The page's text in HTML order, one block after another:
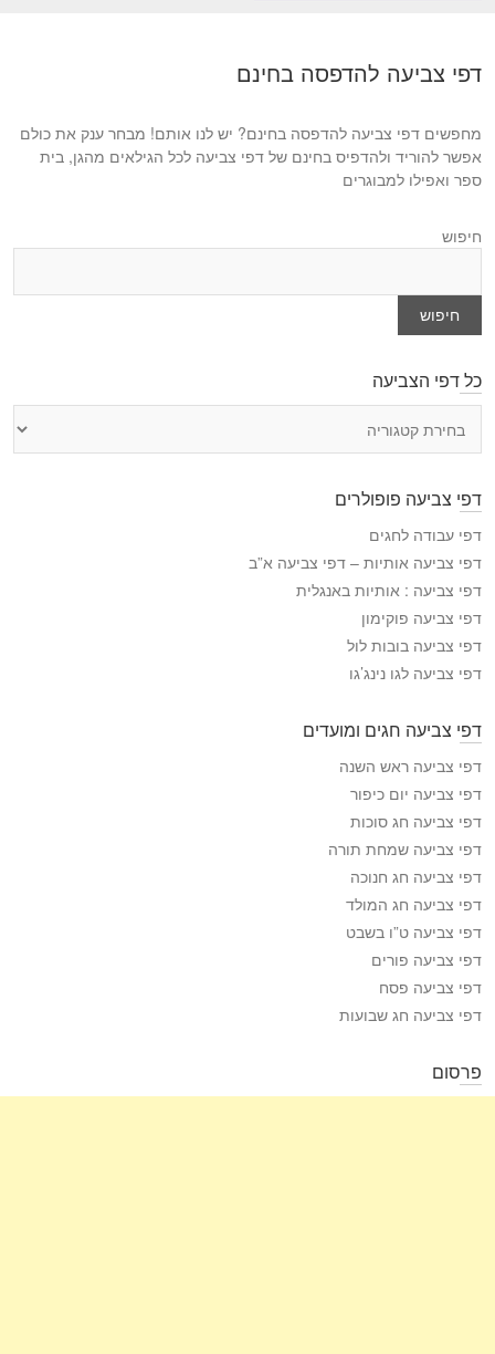
דפי צביעה להדפסה בחינם
מחפשים דפי צביעה להדפסה בחינם? יש לנו אותם! מבחר ענק את כולם
אפשר להוריד ולהדפיס בחינם של דפי צביעה לכל הגילאים מהגן, בית
ספר ואפילו למבוגרים
חיפוש
חיפוש
כל דפי הצביעה
י
ה
צ
י
ע
ה
דפי צביעה פופולרים
דפי עבודה לחגים
דפי צביעה אותיות – דפי צביעה א”ב
דפי צביעה : אותיות באנגלית
דפי צביעה פוקימון
דפי צביעה בובות לול
דפי צביעה לגו נינג’גו
דפי צביעה חגים ומועדים
דפי צביעה ראש השנה
דפי צביעה יום כיפור
דפי צביעה חג סוכות
דפי צביעה שמחת תורה
דפי צביעה חג חנוכה
דפי צביעה חג המולד
דפי צביעה ט”ו בשבט
דפי צביעה פורים
דפי צביעה פסח
דפי צביעה חג שבועות
פרסום